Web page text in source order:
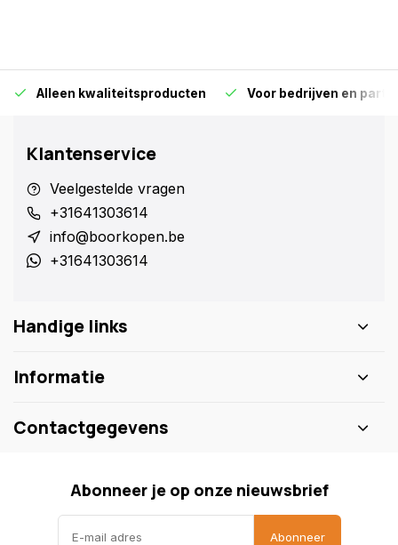
Alleen kwaliteitsproducten Voor bedrijven en
Klantenservice
Veelgestelde vragen
+31641303614
info@boorkopen.be
+31641303614
Handige links
Informatie
Contactgegevens
Abonneer je op onze nieuwsbrief
Abonneer